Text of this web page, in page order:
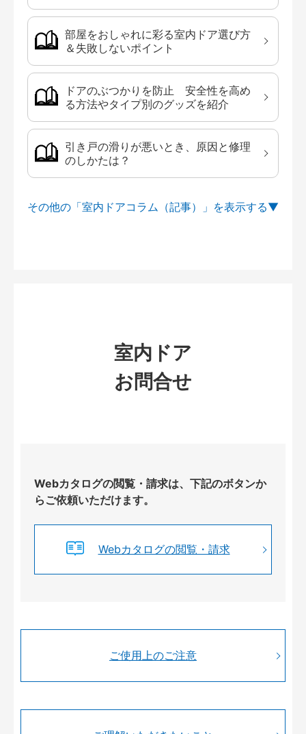
部屋をおしゃれに彩る室内ドア選び方
＆失敗しないポイント
ドアのぶつかりを防止 安全性を高め
る方法やタイプ別のグッズを紹介
引き戸の滑りが悪いとき、原因と修理
のしかたは？
その他の「室内ドアコラム（記事）」を
室内ドア
お問合せ
Webカタログの閲覧・請求は、下記のボタンか
らご依頼いただけます。
Webカタログの閲覧・請求
ご使用上のご注意